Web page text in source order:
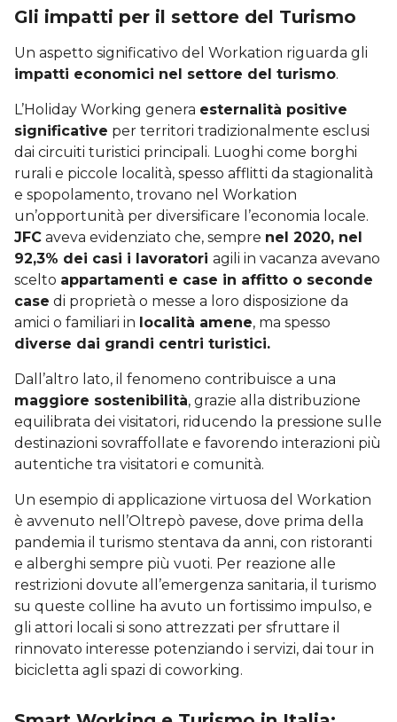
Gli impatti per il settore del Turismo
Un aspetto significativo del Workation riguarda gli
impatti economici nel settore del turismo.
L’Holiday Working genera esternalità positive
significative per territori tradizionalmente esclusi
dai circuiti turistici principali. Luoghi come borghi
rurali e piccole località, spesso afflitti da stagionalità
e spopolamento, trovano nel Workation
un’opportunità per diversificare l’economia locale.
JFC aveva evidenziato che, sempre nel 2020, nel
92,3% dei casi i lavoratori agili in vacanza avevano
scelto appartamenti e case in affitto o seconde
case di proprietà o messe a loro disposizione da
amici o familiari in località amene, ma spesso
diverse dai grandi centri turistici.
Dall’altro lato, il fenomeno contribuisce a una
maggiore sostenibilità, grazie alla distribuzione
equilibrata dei visitatori, riducendo la pressione sulle
destinazioni sovraffollate e favorendo interazioni più
autentiche tra visitatori e comunità.
Un esempio di applicazione virtuosa del Workation
è avvenuto nell’Oltrepò pavese, dove prima della
pandemia il turismo stentava da anni, con ristoranti
e alberghi sempre più vuoti. Per reazione alle
restrizioni dovute all’emergenza sanitaria, il turismo
su queste colline ha avuto un fortissimo impulso, e
gli attori locali si sono attrezzati per sfruttare il
rinnovato interesse potenziando i servizi, dai tour in
bicicletta agli spazi di coworking.